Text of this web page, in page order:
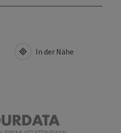
In der Nähe